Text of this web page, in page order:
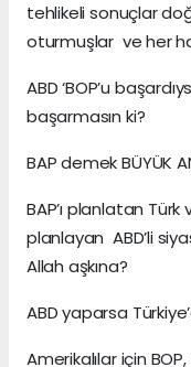
tehlikeli sonuçlar
oturmuşlar ve her
ABD ‘BOP’u
başarmasın ki?
BAP demek BÜYÜK
BAP’ı planlatan
planlayan ABD’li
Allah aşkına?
ABD yaparsa
Amerikalılar için